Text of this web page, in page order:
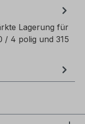
Lagerung für
/ 4 polig und 315